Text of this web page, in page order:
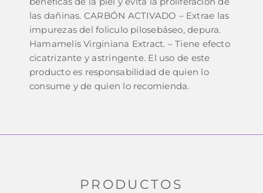
las dañinas. CARBÓN ACTIVADO – Extrae las
impurezas del foliculo pilosebáseo, depura.
Hamamelis Virginiana Extract. – Tiene efecto
cicatrizante y astringente. El uso de este
producto es responsabilidad de quien lo
consume y de quien lo recomienda.
PRODUCTOS